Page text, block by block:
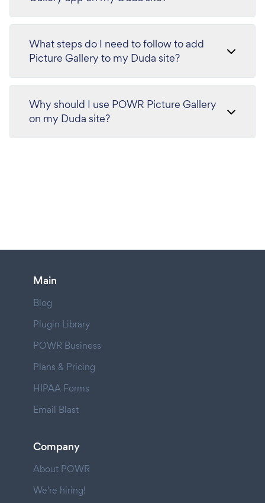
What steps do I need to follow to add
Picture Gallery to my Duda site?
Why should I use POWR Picture Gallery
on my Duda site?
Main
Blog
Plugin Library
POWR Business
Plans & Pricing
HIPAA Forms
Email Blast
Company
About POWR
We're hiring!